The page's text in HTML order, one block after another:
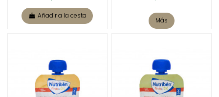
Añadir a la cesta
Más